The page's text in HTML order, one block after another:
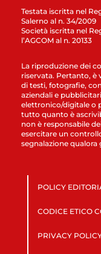
Testata iscritta nel
Salerno al n. 34/2009
Società iscritta nel
l’AGCOM al n. 20133
La riproduzione dei
riservata. Pertanto, è
di testi, fotografie,
aziendali e
elettronico/digitale o
tutto quanto è
non è responsabile
esercitare un
segnalazione qualora
POLICY
CODICE ETICO
PRIVACY